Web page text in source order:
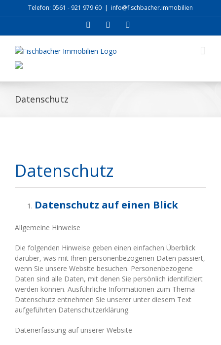
Inhalt
Telefon: 0561 - 921 979 60 | info@fischbacher.immobilien
Facebook
Datenschutz
Datenschutz
Datenschutz auf einen Blick
Allgemeine Hinweise
Die folgenden Hinweise geben einen einfachen Überblick
darüber, was mit Ihren personenbezogenen Daten passiert,
wenn Sie unsere Website besuchen. Personenbezogene
Daten sind alle Daten, mit denen Sie persönlich identifiziert
werden können. Ausführliche Informationen zum Thema
Datenschutz entnehmen Sie unserer unter diesem Text
aufgeführten Datenschutzerklärung.
Datenerfassung auf unserer Website